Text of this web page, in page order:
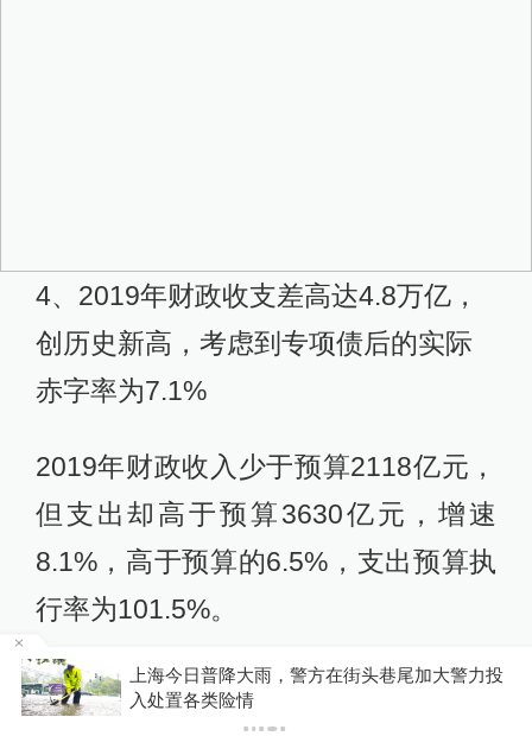
4、2019年财政收支差高达4.8万亿，
创历史新高，考虑到专项债后的实际
赤字率为7.1%
2019年财政收入少于预算2118亿元，
但支出却高于预算3630亿元，增速
8.1%，高于预算的6.5%，支出预算执
行率为101.5%。
官方赤字为2.76万亿，但实际上的收
支差为4.8万亿，中间的差额通过历史
上海今日普降大雨，警方在街头巷尾加大警力投
入处置各类险情
消